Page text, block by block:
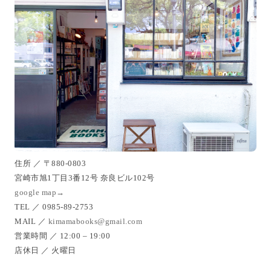
住所 ／ 〒880-0803
宮崎市旭1丁目3番12号 奈良ビル102号
google map→
TEL ／ 0985-89-2753
MAIL ／ kimamabooks@gmail.com
営業時間 ／ 12:00 – 19:00
店休日 ／ 火曜日